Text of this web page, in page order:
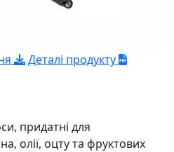
Деталі продукту
придатні для
олії, оцту та фруктових